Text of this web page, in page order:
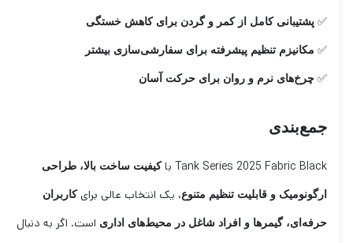
✅پشتیبانی کامل از کمر و گردن برای کاهش خستگی
✅مکانیزم تنظیم پیشرفته برای سفارشی‌سازی بیشتر
✅چرخ‌های نرم و روان برای حرکت آسان
جمع‌بندی
Tank Series 2025 Fabric Black با کیفیت ساخت بالا، طراحی
ارگونومیک و قابلیت تنظیم متنوع، یک انتخاب عالی برایکاربران
حرفه‌ای، گیمرها و افراد شاغل در محیط‌های اداری است. اگر به دنبال